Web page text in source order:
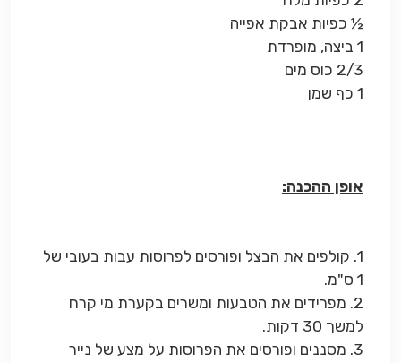
½ כפיות אבקת אפייה
1 ביצה, מופרדת
2/3 כוס מים
1 כף שמן
אופן ההכנה:
1. קולפים את הבצל ופורסים לפרוסות עבות בעובי של
1 ס"מ.
2. מפרידים את הטבעות ומשרים בקערת מי קרח
למשך 30 דקות.
3. מסננים ופורסים את הפרוסות על מצע של נייר